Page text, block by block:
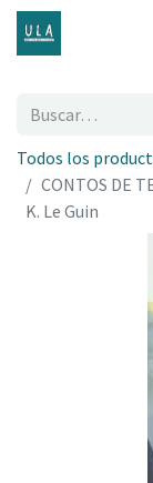
Todos los
CONTOS DE
K. Le Guin